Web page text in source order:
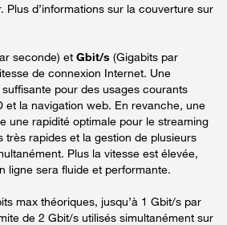
Plus d’informations sur la couverture sur
seconde) et Gbit/s (Gigabits par
de connexion Internet. Une
pour des usages courants
et la navigation web. En revanche, une
une rapidité optimale pour le streaming
très rapides et la gestion de plusieurs
Plus la vitesse est élevée,
ligne sera fluide et performante.
max théoriques, jusqu’à 1 Gbit/s par
de 2 Gbit/s utilisés simultanément sur